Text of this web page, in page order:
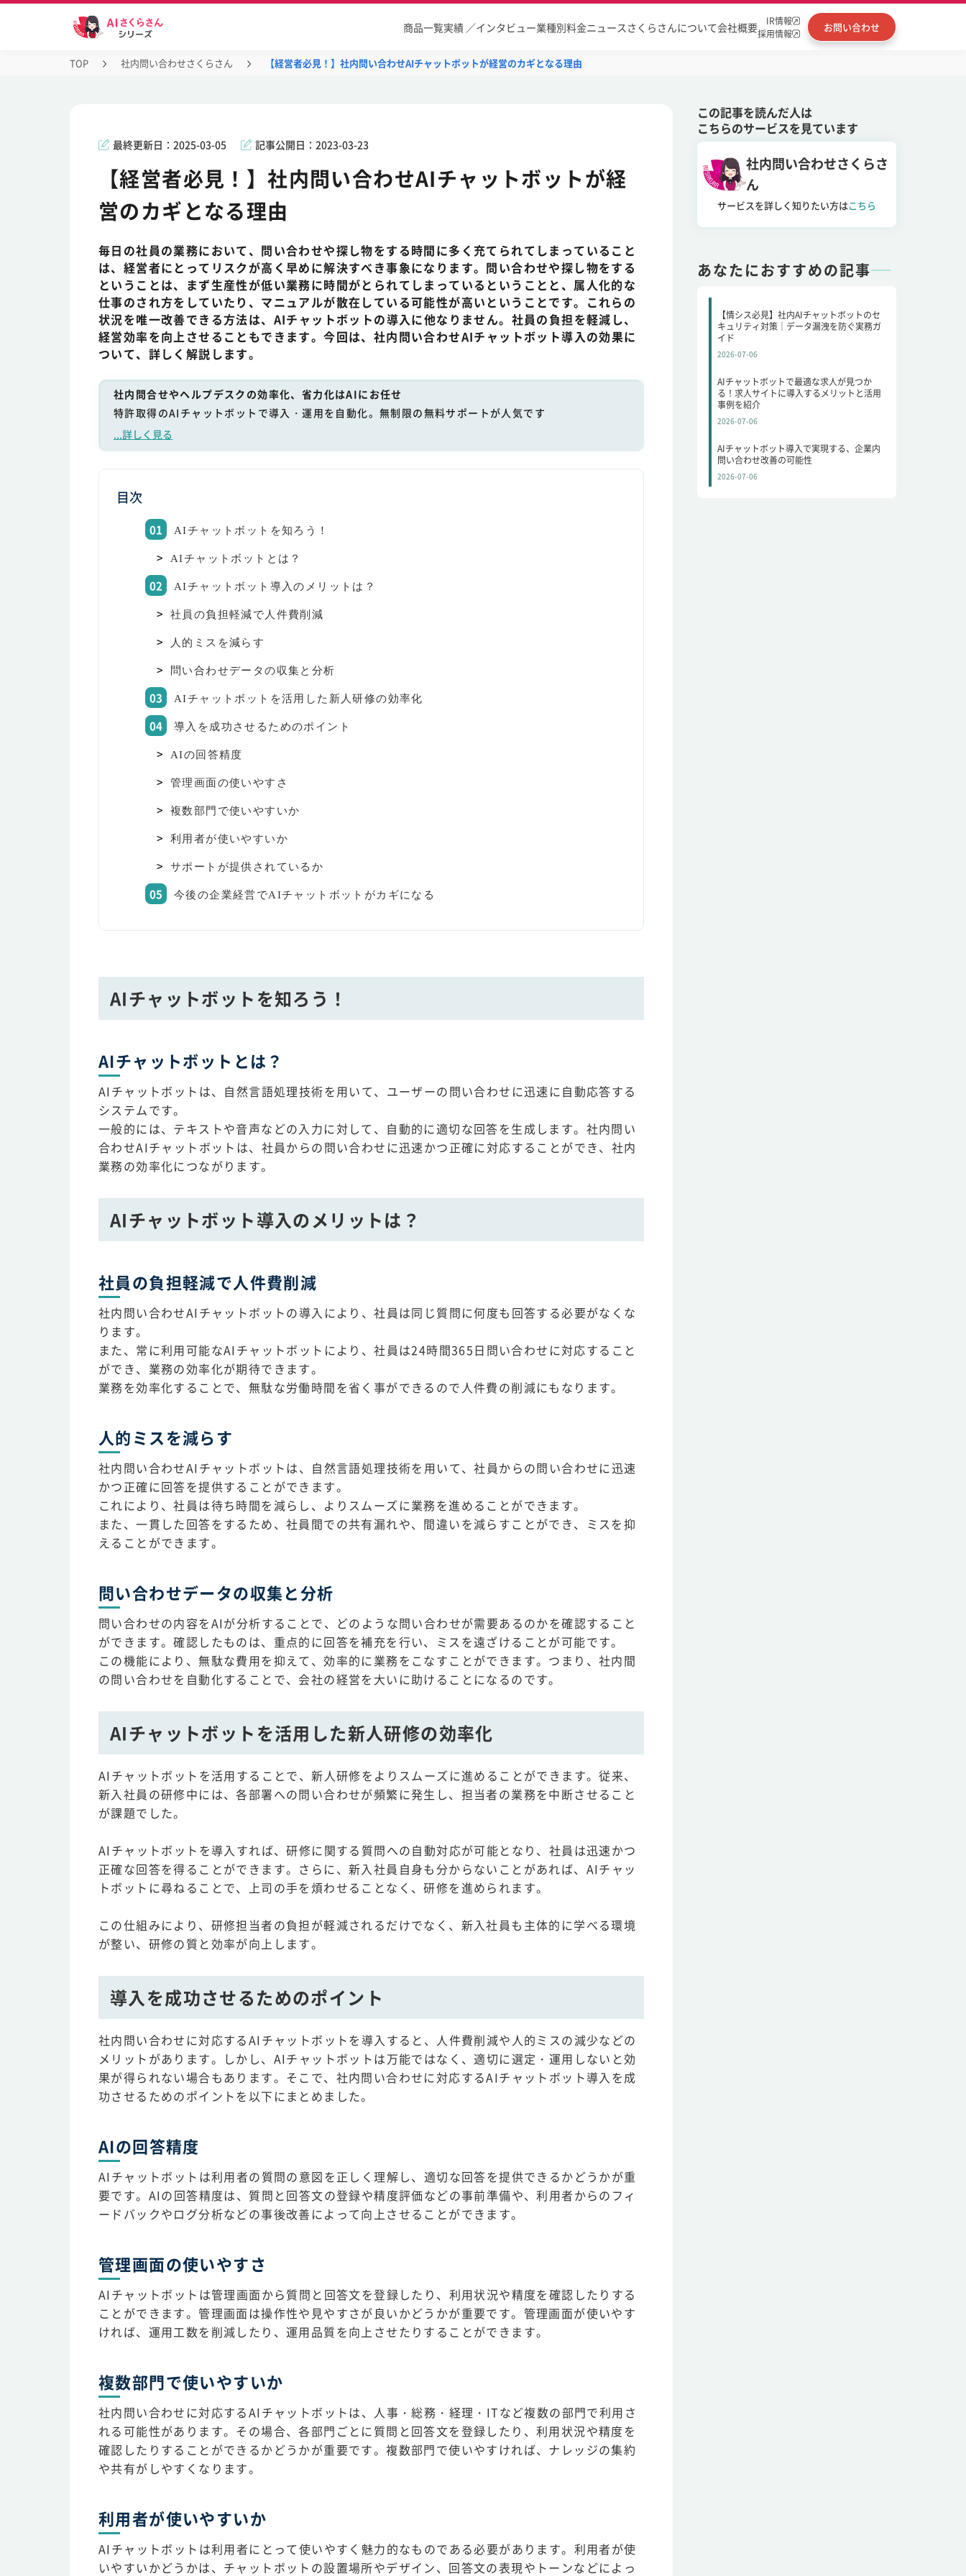
商品一覧実績 ／インタビュー業種別料金ニュース さくらさんについて会社概要
IR情報
採用情報
お問い合わせ
TOP 社内問い合わせさくらさん 【経営者必見！】社内問い合わせAIチャットボットが経営のカギとなる理由
最終更新日： 2025-03-05 記事公開日： 2023-03-23
【経営者必見！】社内問い合わせAIチャットボットが経
営のカギとなる理由
毎日の社員の業務において、問い合わせや探し物をする時間に多く充てられてしまっていること
は、経営者にとってリスクが高く早めに解決すべき事象になります。問い合わせや探し物をする
ということは、まず生産性が低い業務に時間がとられてしまっているということと、属人化的な
仕事のされ方をしていたり、マニュアルが散在している可能性が高いということです。これらの
状況を唯一改善できる方法は、AIチャットボットの導入に他なりません。社員の負担を軽減し、
経営効率を向上させることもできます。今回は、社内問い合わせAIチャットボット導入の効果に
ついて、詳しく解説します。
社内問合せやヘルプデスクの効率化、省力化はAIにお任せ
特許取得のAIチャットボットで導入・運用を自動化。無制限の無料サポートが人気です
...詳しく見る
目次
AIチャットボットを知ろう！
AIチャットボットとは？
AIチャットボット導入のメリットは？
社員の負担軽減で人件費削減
人的ミスを減らす
問い合わせデータの収集と分析
AIチャットボットを活用した新人研修の効率化
導入を成功させるためのポイント
AIの回答精度
管理画面の使いやすさ
複数部門で使いやすいか
利用者が使いやすいか
サポートが提供されているか
今後の企業経営でAIチャットボットがカギになる
AIチャットボットを知ろう！
AIチャットボットとは？
AIチャットボットは、自然言語処理技術を用いて、ユーザーの問い合わせに迅速に自動応答する
システムです。
一般的には、テキストや音声などの入力に対して、自動的に適切な回答を生成します。社内問い
合わせAIチャットボットは、社員からの問い合わせに迅速かつ正確に対応することができ、社内
業務の効率化につながります。
AIチャットボット導入のメリットは？
社員の負担軽減で人件費削減
社内問い合わせAIチャットボットの導入により、社員は同じ質問に何度も回答する必要がなくな
ります。
また、常に利用可能なAIチャットボットにより、社員は24時間365日問い合わせに対応すること
ができ、業務の効率化が期待できます。
業務を効率化することで、無駄な労働時間を省く事ができるので人件費の削減にもなります。
人的ミスを減らす
社内問い合わせAIチャットボットは、自然言語処理技術を用いて、社員からの問い合わせに迅速
かつ正確に回答を提供することができます。
これにより、社員は待ち時間を減らし、よりスムーズに業務を進めることができます。
また、一貫した回答をするため、社員間での共有漏れや、間違いを減らすことができ、ミスを抑
えることができます。
問い合わせデータの収集と分析
問い合わせの内容をAIが分析することで、どのような問い合わせが需要あるのかを確認すること
ができます。確認したものは、重点的に回答を補充を行い、ミスを遠ざけることが可能です。
この機能により、無駄な費用を抑えて、効率的に業務をこなすことができます。つまり、社内間
の問い合わせを自動化することで、会社の経営を大いに助けることになるのです。
AIチャットボットを活用した新人研修の効率化
AIチャットボットを活用することで、新人研修をよりスムーズに進めることができます。従来、
新入社員の研修中には、各部署への問い合わせが頻繁に発生し、担当者の業務を中断させること
が課題でした。
AIチャットボットを導入すれば、研修に関する質問への自動対応が可能となり、社員は迅速かつ
正確な回答を得ることができます。さらに、新入社員自身も分からないことがあれば、AIチャッ
トボットに尋ねることで、上司の手を煩わせることなく、研修を進められます。
この仕組みにより、研修担当者の負担が軽減されるだけでなく、新入社員も主体的に学べる環境
が整い、研修の質と効率が向上します。
導入を成功させるためのポイント
社内問い合わせに対応するAIチャットボットを導入すると、人件費削減や人的ミスの減少などの
メリットがあります。しかし、AIチャットボットは万能ではなく、適切に選定・運用しないと効
果が得られない場合もあります。そこで、社内問い合わせに対応するAIチャットボット導入を成
功させるためのポイントを以下にまとめました。
AIの回答精度
AIチャットボットは利用者の質問の意図を正しく理解し、適切な回答を提供できるかどうかが重
要です。AIの回答精度は、質問と回答文の登録や精度評価などの事前準備や、利用者からのフィ
ードバックやログ分析などの事後改善によって向上させることができます。
管理画面の使いやすさ
AIチャットボットは管理画面から質問と回答文を登録したり、利用状況や精度を確認したりする
ことができます。管理画面は操作性や見やすさが良いかどうかが重要です。管理画面が使いやす
ければ、運用工数を削減したり、運用品質を向上させたりすることができます。
複数部門で使いやすいか
社内問い合わせに対応するAIチャットボットは、人事・総務・経理・ITなど複数の部門で利用さ
れる可能性があります。その場合、各部門ごとに質問と回答文を登録したり、利用状況や精度を
確認したりすることができるかどうかが重要です。複数部門で使いやすければ、ナレッジの集約
や共有がしやすくなります。
利用者が使いやすいか
AIチャットボットは利用者にとって使いやすく魅力的なものである必要があります。利用者が使
いやすいかどうかは、チャットボットの設置場所やデザイン、回答文の表現やトーンなどによっ
この記事を読んだ人は
こちらのサービスを見ています
社内問い合わせさくらさ
ん
サービスを詳しく知りたい方はこちら
あなたにおすすめの記事
【情シス必見】社内AIチャットボットのセ
キュリティ対策｜データ漏洩を防ぐ実務ガ
イド
2026-07-06
AIチャットボットで最適な求人が見つか
る！求人サイトに導入するメリットと活用
事例を紹介
2026-07-06
AIチャットボット導入で実現する、企業内
問い合わせ改善の可能性
2026-07-06